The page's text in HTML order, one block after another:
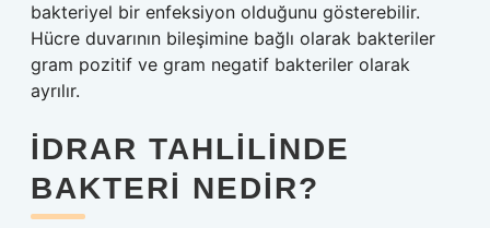
bakteriyel bir enfeksiyon olduğunu gösterebilir.
Hücre duvarının bileşimine bağlı olarak bakteriler
gram pozitif ve gram negatif bakteriler olarak
ayrılır.
İDRAR TAHLILINDE
BAKTERI NEDIR?